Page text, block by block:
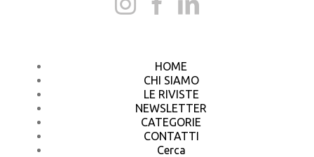
HOME
CHI SIAMO
LE RIVISTE
NEWSLETTER
CATEGORIE
CONTATTI
Cerca